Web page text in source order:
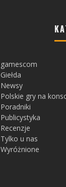
gamescom
Giełda
Newsy
Polskie gry na
Poradniki
Publicystyka
Recenzje
Tylko u nas
Wyróżnione